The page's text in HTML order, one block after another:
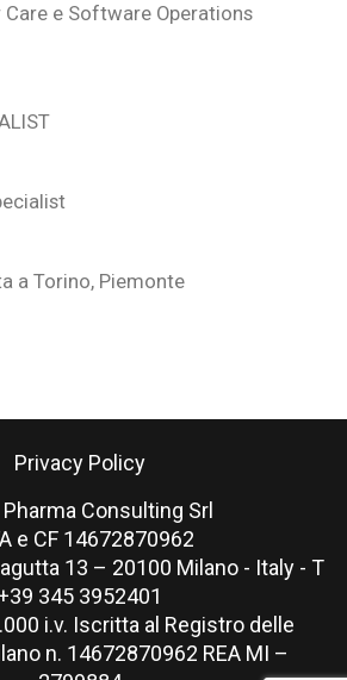
Care e Software Operations
a Torino, Piemonte
Privacy Policy
Consulting Srl
e CF 14672870962
13 – 20100 Milano - Italy - T
345 3952401
i.v. Iscritta al Registro delle
n. 14672870962 REA MI –